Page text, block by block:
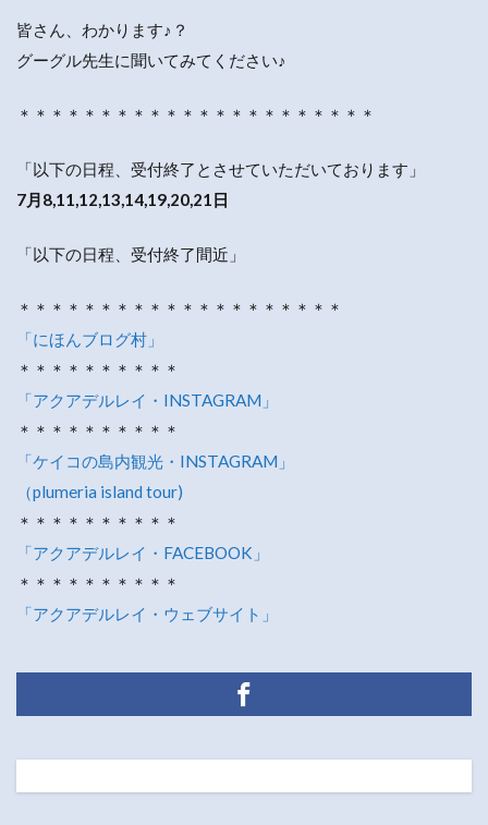
皆さん、わかります♪？
グーグル先生に聞いてみてください♪
＊＊＊＊＊＊＊＊＊＊＊＊＊＊＊＊＊＊＊＊＊＊
「以下の日程、受付終了とさせていただいております」
7月8,11,12,13,14,19,20,21日
「以下の日程、受付終了間近」
＊＊＊＊＊＊＊＊＊＊＊＊＊＊＊＊＊＊＊＊
「にほんブログ村」
＊＊＊＊＊＊＊＊＊＊
「アクアデルレイ・INSTAGRAM」
＊＊＊＊＊＊＊＊＊＊
「ケイコの島内観光・INSTAGRAM」
（plumeria island tour)
＊＊＊＊＊＊＊＊＊＊
「アクアデルレイ・FACEBOOK」
＊＊＊＊＊＊＊＊＊＊
「アクアデルレイ・ウェブサイト」